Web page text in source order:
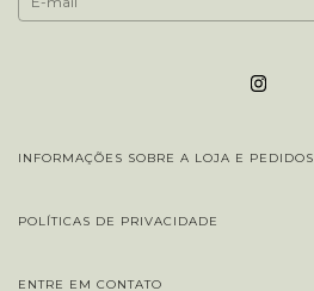
INFORMAÇÕES SOBRE A LOJA E PEDIDOS
POLÍTICAS DE PRIVACIDADE
ENTRE EM CONTATO